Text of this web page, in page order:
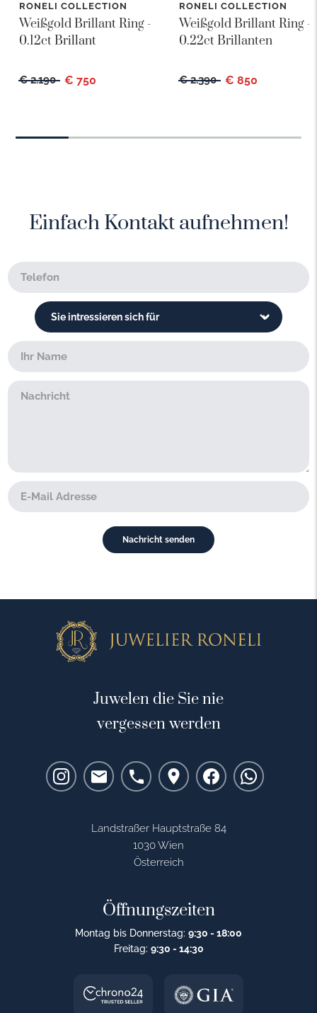
RONELI COLLECTION
Weißgold Brillant Ring -
0.12ct Brillant
€ 2.190 € 750
RONELI COLLECTION
Weißgold Brillant Ring -
0.22ct Brillanten
€ 2.390 € 850
Einfach Kontakt aufnehmen!
Juwelen die Sie nie
vergessen werden
Landstraßer Hauptstraße 84
1030 Wien
Österreich
Öffnungszeiten
Montag bis Donnerstag: 9:30 - 18:00
Freitag: 9:30 - 14:30